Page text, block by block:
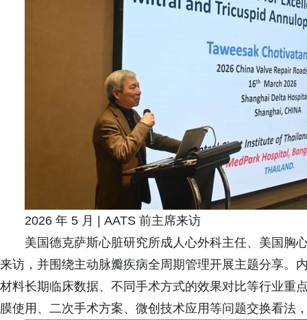
2026 年 5 月 | AATS 前主席来访
美国德克萨斯心脏研究所成人心外科主任、美国胸
来访，并围绕主动脉瓣疾病全周期管理开展主题分享。
材料长期临床数据、不同手术方式的效果对比等行业重
膜使用、二次手术方案、微创技术应用等问题交换看法